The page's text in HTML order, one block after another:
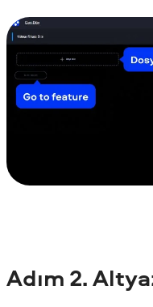
Adım 2.